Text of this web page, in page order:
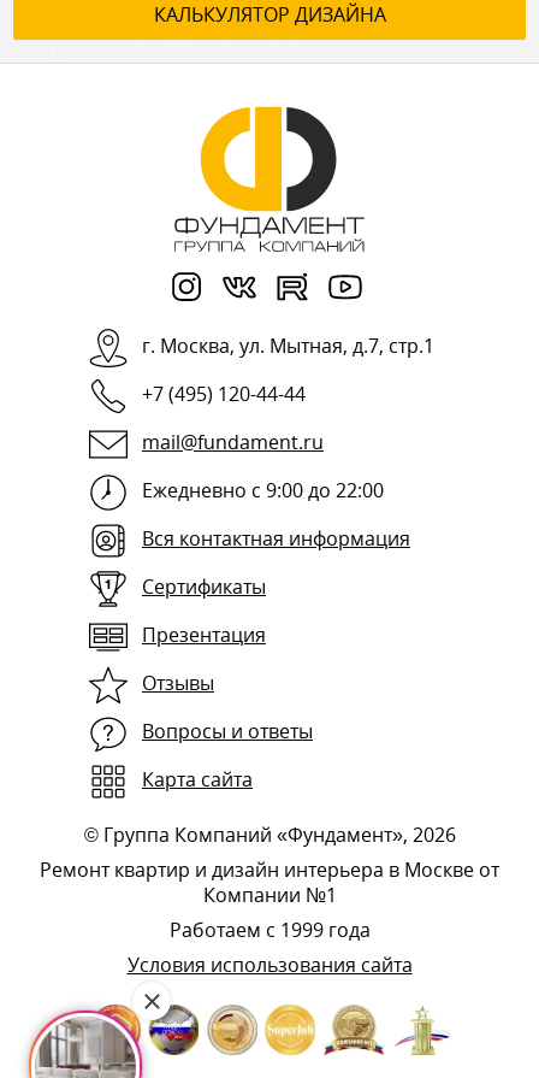
КАЛЬКУЛЯТОР ДИЗАЙНА
г. Москва, ул. Мытная, д.7, стр.1
+7 (495) 120-44-44
mail@fundament.ru
Ежедневно с 9:00 до 22:00
Вся контактная информация
Сертификаты
Презентация
Отзывы
Вопросы и ответы
Карта сайта
© Группа Компаний «Фундамент», 2026
Ремонт квартир и дизайн интерьера в Москве от
Компании №1
Работаем с 1999 года
Условия использования сайта